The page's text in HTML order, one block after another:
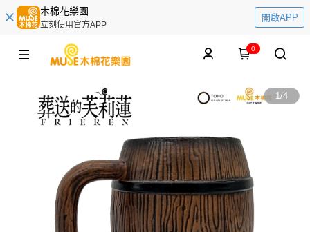
木棉花樂園
立刻使用官方APP
開啟APP
0
1/4